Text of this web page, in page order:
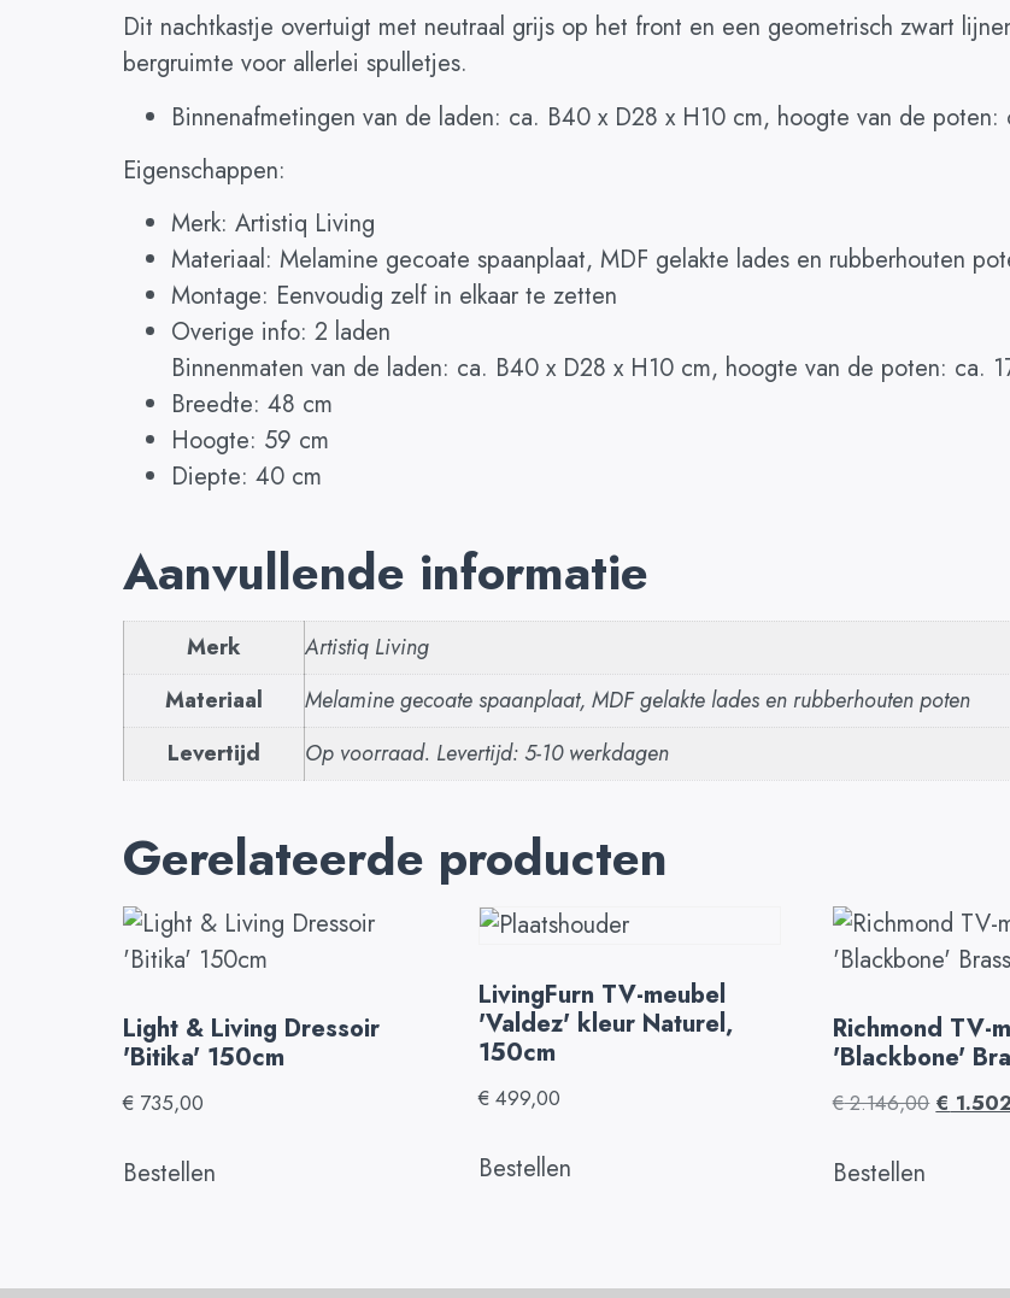
Dit nachtkastje overtuigt met neutraal grijs op het front en een geometrisch zwart
bergruimte voor allerlei spulletjes.
Binnenafmetingen van de laden: ca. B40 x D28 x H10 cm, hoogte van de poten:
Eigenschappen:
Merk: Artistiq Living
Materiaal: Melamine gecoate spaanplaat, MDF gelakte lades en rubberhouten
Montage: Eenvoudig zelf in elkaar te zetten
Overige info: 2 laden
Binnenmaten van de laden: ca. B40 x D28 x H10 cm, hoogte van de poten: ca.
Breedte: 48 cm
Hoogte: 59 cm
Diepte: 40 cm
Aanvullende informatie
Merk
Artistiq Living
Materiaal
Melamine gecoate spaanplaat, MDF gelakte lades en rubberhouten poten
Levertijd
Op voorraad. Levertijd: 5-10 werkdagen
Gerelateerde producten
Light & Living Dressoir
'Bitika' 150cm
€ 735,00
Bestellen
LivingFurn TV-meubel
'Valdez' kleur Naturel,
150cm
€499,00
Bestellen
Richmond TV-
'Blackbone'
€2.146,00 €
Bestellen